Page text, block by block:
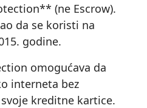
(ne Escrow).
da se koristi na
godine.
omogućava da
interneta bez
kreditne kartice.